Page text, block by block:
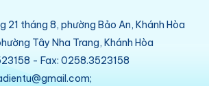
21 tháng 8, phường Bảo An, Khánh Hòa
Tây Nha Trang, Khánh Hòa
- Fax: 0258.3523158